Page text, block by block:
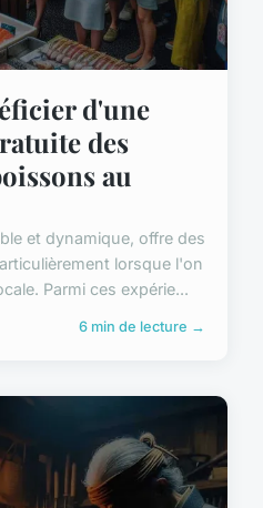
d'une
des
au
et dynamique, offre des
lorsque l'on
Parmi ces expérie...
6 min de lecture →